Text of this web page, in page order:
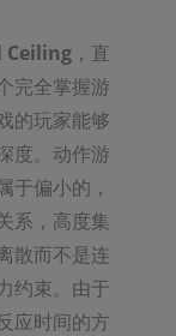
Ceiling ，直
完全掌握游
的玩家能够
度。动作游
于偏小的，
系，高度集
散而不是连
约束。由于
应时间的方